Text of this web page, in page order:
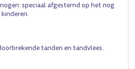
speciaal afgestemd op het nog
tanden en tandvlees.